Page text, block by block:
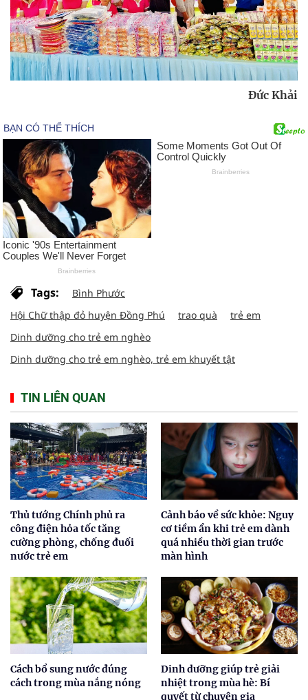
Đức Khải
Tags:
Bình Phước
Hội Chữ thập đỏ huyện Đồng Phú
trao quà
trẻ em
Dinh dưỡng cho trẻ em nghèo
Dinh dưỡng cho trẻ em nghèo, trẻ em khuyết tật
TIN LIÊN QUAN
Thủ tướng Chính phủ ra
công điện hỏa tốc tăng
cường phòng, chống đuối
nước trẻ em
Cảnh báo về sức khỏe: Nguy
cơ tiềm ẩn khi trẻ em dành
quá nhiều thời gian trước
màn hình
Cách bổ sung nước đúng
cách trong mùa nắng nóng
Dinh dưỡng giúp trẻ giải
nhiệt trong mùa hè: Bí
quyết từ chuyên gia